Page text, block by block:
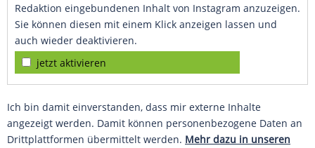
Redaktion eingebundenen Inhalt von Instagram anzuzeigen.
Sie können diesen mit einem Klick anzeigen lassen und
auch wieder deaktivieren.
jetzt aktivieren
Ich bin damit einverstanden, dass mir externe Inhalte
angezeigt werden. Damit können personenbezogene Daten an
Drittplattformen übermittelt werden. Mehr dazu in unseren